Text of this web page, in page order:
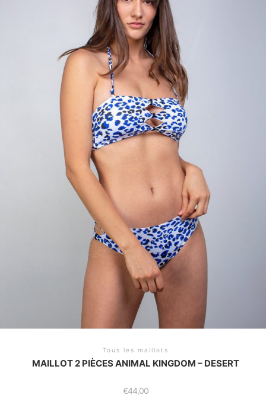
Tous les maillots
MAILLOT 2 PIÈCES ANIMAL KINGDOM – DESERT
€44,00